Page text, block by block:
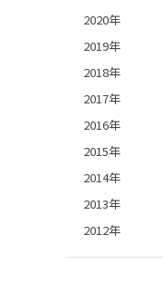
2020年
2019年
2018年
2017年
2016年
2015年
2014年
2013年
2012年